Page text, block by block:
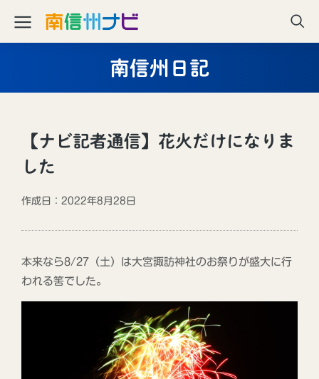
南信州日記
【ナビ記者通信】花火だけになりま
した
作成日：2022年8月28日
本来なら8/27（土）は大宮諏訪神社のお祭りが盛大に行
われる筈でした。